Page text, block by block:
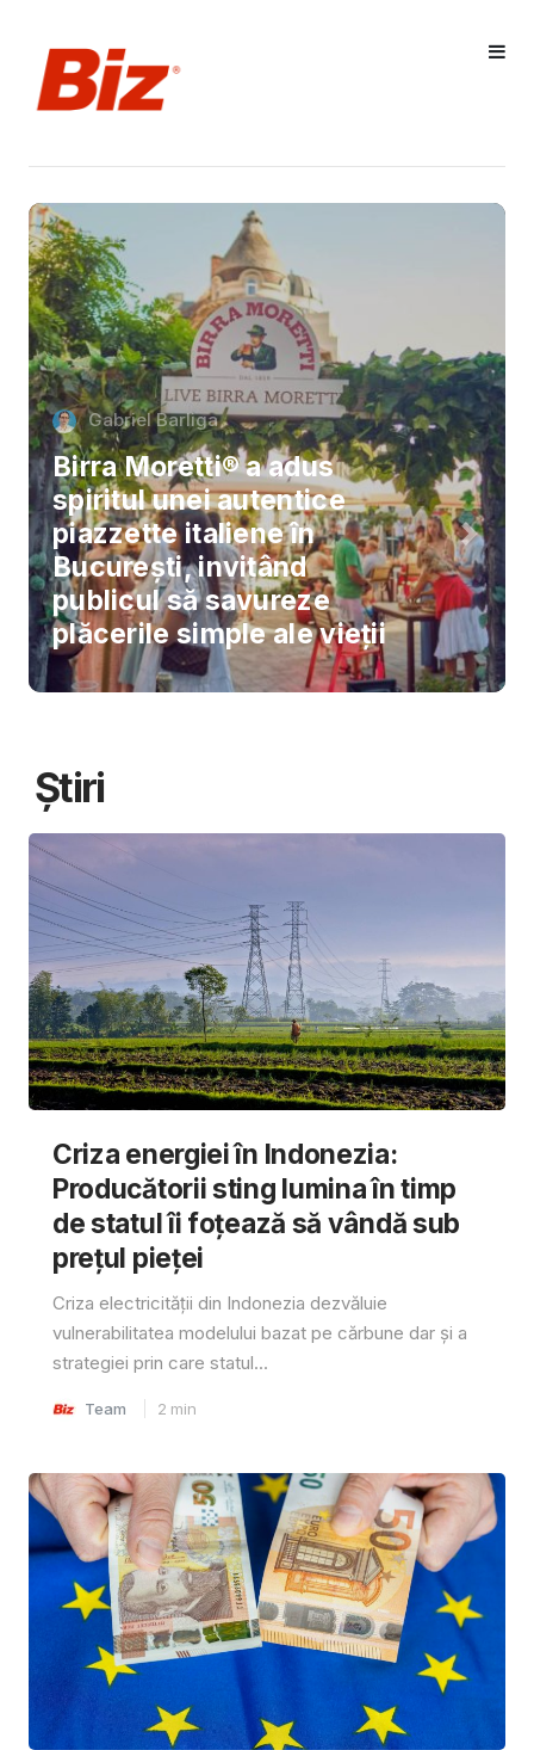
Gabriel Barliga
Birra Moretti® a adus
spiritul unei autentice
piazzette italiene în
București, invitând
publicul să savureze
plăcerile simple ale vieții
Știri
Criza energiei în Indonezia:
Producătorii sting lumina în timp
de statul îi foțează să vândă sub
prețul pieței
Criza electricității din Indonezia dezvăluie
vulnerabilitatea modelului bazat pe cărbune dar și a
strategiei prin care statul...
Team 2 min